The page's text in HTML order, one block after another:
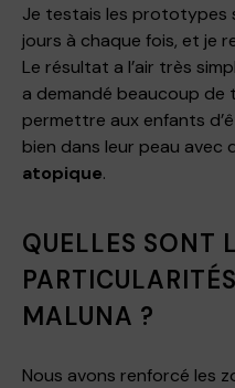
Je testais les prototypes
jours à chaque fois, et je
Le résultat a l’air très
a demandé beaucoup de
permettre aux enfants
bien dans leur peau avec
atopique.
QUELLES SONT
MALUNA ?
Nous avons renforcé les